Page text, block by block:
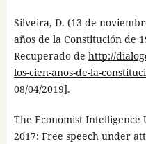
Silveira, D. (13 de
años de la Constitución de
Recuperado de http://
los-cien-anos-de-la-
08/04/2019].
The Economist Intelligence
2017: Free speech under